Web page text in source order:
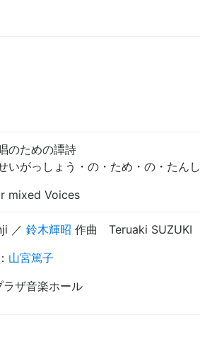
のための譚詩
いがっしょう・の・ため・の・たんし
mixed Voices
／ 鈴木輝昭 作曲
Teruaki SUZUKI
： 山宮篤子
ザ音楽ホール